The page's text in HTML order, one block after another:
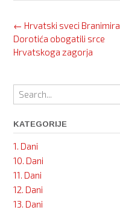
Post
navigation
← Hrvatski sveci Branimira
Dorotića obogatili srce
Hrvatskoga zagorja
KATEGORIJE
1. Dani
10. Dani
11. Dani
12. Dani
13. Dani